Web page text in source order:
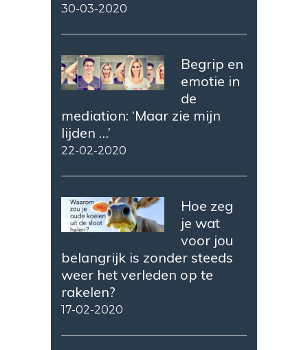
30-03-2020
Begrip en
emotie in
de
mediation: ‘Maar zie mijn
lijden …’
22-02-2020
Hoe zeg
je wat
voor jou
belangrijk is zonder steeds
weer het verleden op te
rakelen?
17-02-2020